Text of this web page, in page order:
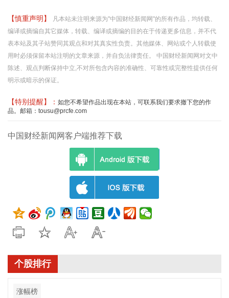
【慎重声明】
凡本站未注明来源为"中国财经新闻网"的所有作品，均转载、
编译或摘编自其它媒体，转载、编译或摘编的目的在于传递更多信息，并不代
表本站及其子站赞同其观点和对其真实性负责。其他媒体、网站或个人转载使
用时必须保留本站注明的文章来源，并自负法律责任。 中国财经新闻网对文中
陈述、观点判断保持中立,不对所包含内容的准确性、可靠性或完整性提供任何
明示或暗示的保证。
【特别提醒】： 如您不希望作品出现在本站，可联系我们要求撤下您的作
品。邮箱：tousu@prcfe.com
中国财经新闻网客户端推荐下载
个股排行
涨幅榜